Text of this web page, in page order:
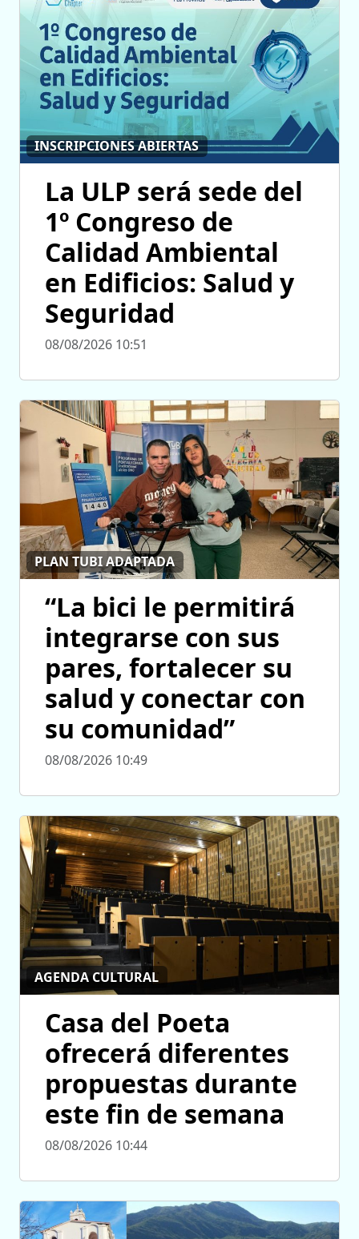
INSCRIPCIONES ABIERTAS
La ULP será sede del
1º Congreso de
Calidad Ambiental
en Edificios: Salud y
Seguridad
08/08/2026 10:51
PLAN TUBI ADAPTADA
“La bici le permitirá
integrarse con sus
pares, fortalecer su
salud y conectar con
su comunidad”
08/08/2026 10:49
AGENDA CULTURAL
Casa del Poeta
ofrecerá diferentes
propuestas durante
este fin de semana
08/08/2026 10:44